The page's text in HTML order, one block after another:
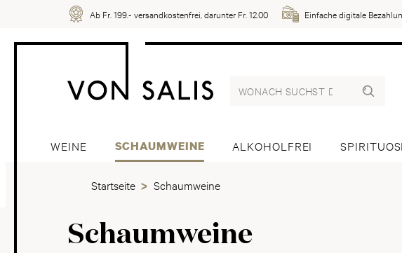
Ab Fr. 199.- versandkostenfrei, darunter Fr. 12.00 Einfache digitale
WEINE SCHAUMWEINE ALKOHOLFREI
Startseite Schaumweine
Schaumweine